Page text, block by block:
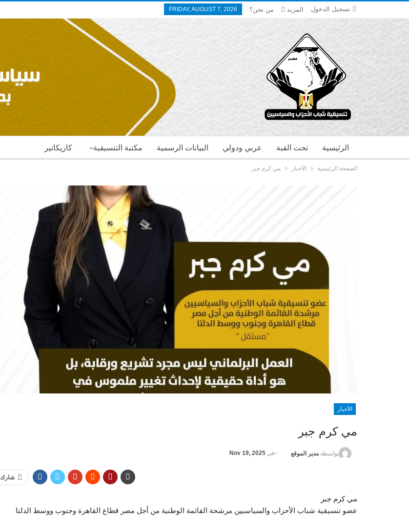
تسجيل الدخول FRIDAY, AUGUST 7, 2026 من نحن؟ المزيد
كاريكاتير مكتبة التنسيقية البيانات الرسمية عربي ودولي تحت القبة الرئيسية
الصفحة الرئيسية الأخبار مي كرم جبر
الأخبار
مي كرم جبر
بواسطة مدير الموقع في Nov 19, 2025
شارك
مي كرم جبر
عضو تنسيقية شباب الأحزاب والسياسيين مرشحة القائمة الوطنية من أجل مصر قطاع القاهرة وجنوب ووسط الدلتا